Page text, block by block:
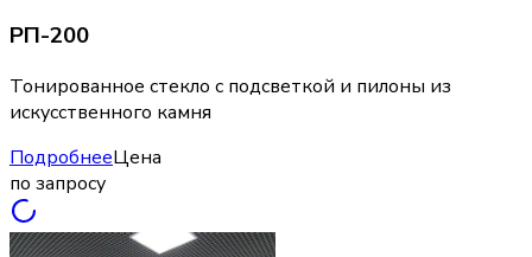
РП-200
Тонированное стекло с подсветкой и пилоны из
искусственного камня
ПодробнееЦена
по запросу